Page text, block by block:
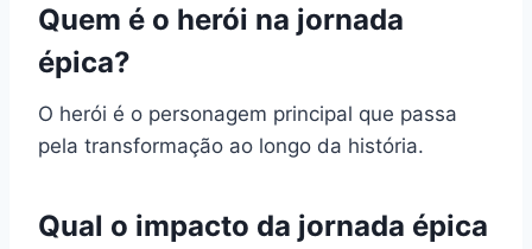
Quem é o herói na jornada
épica?
O herói é o personagem principal que passa
pela transformação ao longo da história.
Qual o impacto da jornada épica